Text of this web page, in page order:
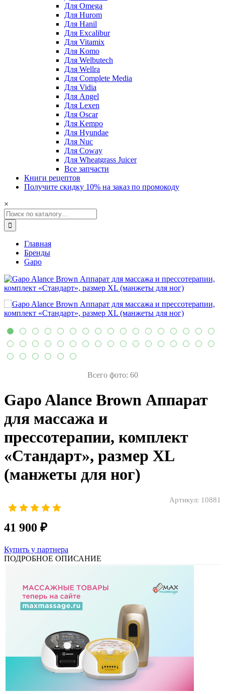
Для Omega
Для Hurom
Для Hanil
Для Excalibur
Для Vitamix
Для Komo
Для Welbutech
Для Wellra
Для Complete Media
Для Vidia
Для Angel
Для Lexen
Для Oscar
Для Kempo
Для Hyundae
Для Nuc
Для Coway
Для Wheatgrass Juicer
Все запчасти
Книги рецептов
Получите скидку 10% на заказ по промокоду
×
Главная
Бренды
Gapo
Всего фото: 60
Gapo Alance Brown Аппарат
для массажа и
прессотерапии, комплект
«Стандарт», размер XL
(манжеты для ног)
Артикул: 10881
41 900 ₽
Купить у партнера
ПОДРОБНОЕ ОПИСАНИЕ